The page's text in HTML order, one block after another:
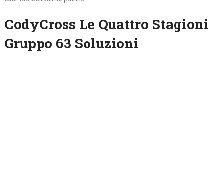
CodyCross Le Quattro Stagioni
Gruppo 63 Soluzioni